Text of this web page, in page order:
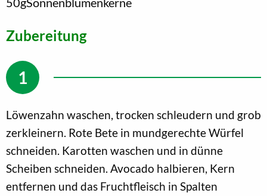
Zubereitung
Löwenzahn waschen, trocken schleudern und grob
zerkleinern. Rote Bete in mundgerechte Würfel
schneiden. Karotten waschen und in dünne
Scheiben schneiden. Avocado halbieren, Kern
entfernen und das Fruchtfleisch in Spalten